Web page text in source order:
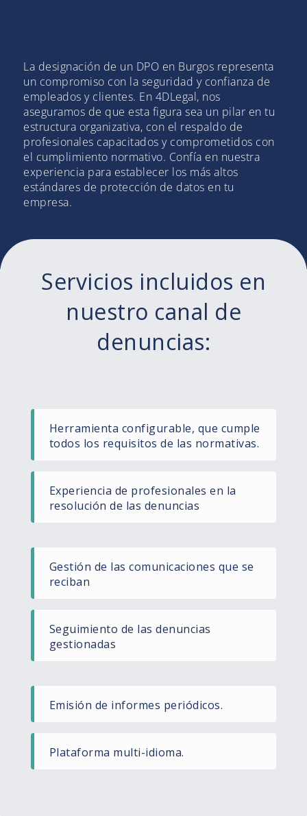
La designación de un DPO en Burgos representa
un compromiso con la seguridad y confianza de
empleados y clientes. En 4DLegal, nos
aseguramos de que esta figura sea un pilar en tu
estructura organizativa, con el respaldo de
profesionales capacitados y comprometidos con
el cumplimiento normativo. Confía en nuestra
experiencia para establecer los más altos
estándares de protección de datos en tu
empresa.
Servicios incluidos en
nuestro canal de
denuncias:
Herramienta configurable, que cumple
todos los requisitos de las normativas.
Experiencia de profesionales en la
resolución de las denuncias
Gestión de las comunicaciones que se
reciban
Seguimiento de las denuncias
gestionadas
Emisión de informes periódicos.
Plataforma multi-idioma.